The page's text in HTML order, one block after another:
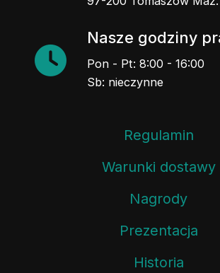
Nasze godziny
Pon - Pt: 8:00 - 16:00
Sb: nieczynne
Regulamin
Warunki dostawy
Nagrody
Prezentacja
Historia